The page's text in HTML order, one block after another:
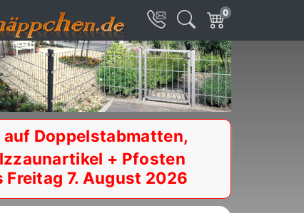
0
auf Doppelstabmatten,
+ Pfosten
7. August 2026